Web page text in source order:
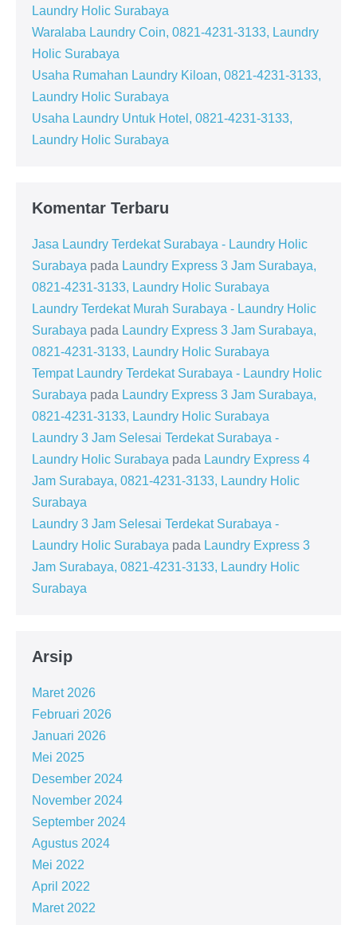
Laundry Holic Surabaya
Waralaba Laundry Coin, 0821-4231-3133, Laundry
Holic Surabaya
Usaha Rumahan Laundry Kiloan, 0821-4231-3133,
Laundry Holic Surabaya
Usaha Laundry Untuk Hotel, 0821-4231-3133,
Laundry Holic Surabaya
Komentar Terbaru
Jasa Laundry Terdekat Surabaya - Laundry Holic
Surabaya pada Laundry Express 3 Jam Surabaya,
0821-4231-3133, Laundry Holic Surabaya
Laundry Terdekat Murah Surabaya - Laundry Holic
Surabaya pada Laundry Express 3 Jam Surabaya,
0821-4231-3133, Laundry Holic Surabaya
Tempat Laundry Terdekat Surabaya - Laundry Holic
Surabaya pada Laundry Express 3 Jam Surabaya,
0821-4231-3133, Laundry Holic Surabaya
Laundry 3 Jam Selesai Terdekat Surabaya -
Laundry Holic Surabaya pada Laundry Express 4
Jam Surabaya, 0821-4231-3133, Laundry Holic
Surabaya
Laundry 3 Jam Selesai Terdekat Surabaya -
Laundry Holic Surabaya pada Laundry Express 3
Jam Surabaya, 0821-4231-3133, Laundry Holic
Surabaya
Arsip
Maret 2026
Februari 2026
Januari 2026
Mei 2025
Desember 2024
November 2024
September 2024
Agustus 2024
Mei 2022
April 2022
Maret 2022